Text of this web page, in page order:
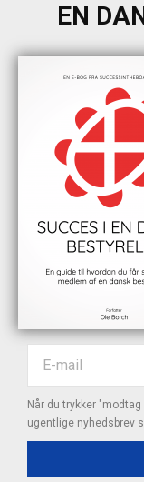
EN
Når du trykker
ugentlige nyhedsbrev